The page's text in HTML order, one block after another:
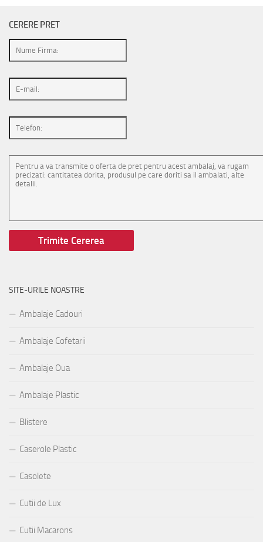
CERERE PRET
SITE-URILE NOASTRE
Ambalaje Cadouri
Ambalaje Cofetarii
Ambalaje Oua
Ambalaje Plastic
Blistere
Caserole Plastic
Casolete
Cutii de Lux
Cutii Macarons